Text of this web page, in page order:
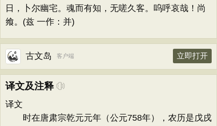
日，卜尔幽宅。魂而有知，无嗟久客。呜呼哀哉！尚
飨。(兹 一作：并)
古文岛 客户端 立即打开
译文及注释
译文
时在唐肃宗乾元元年（公元758年），农历是戊戌